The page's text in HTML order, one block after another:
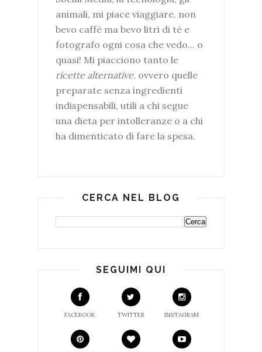
animali, mi piace viaggiare, non
bevo caffè ma bevo litri di tè e
fotografo ogni cosa che vedo... o
quasi! Mi piacciono tanto le
ricette alternative, ovvero quelle
preparate senza ingredienti
indispensabili, utili a chi segue
una dieta per intolleranze o a chi
ha dimenticato di fare la spesa.
CERCA NEL BLOG
SEGUIMI QUI
FACEBOOK TWITTER INSTAGRAM